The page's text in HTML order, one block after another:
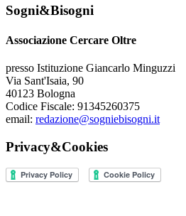
Sogni&Bisogni
Associazione Cercare Oltre
presso Istituzione Giancarlo Minguzzi
Via Sant'Isaia, 90
40123 Bologna
Codice Fiscale: 91345260375
email: redazione@sogniebisogni.it
Privacy&Cookies